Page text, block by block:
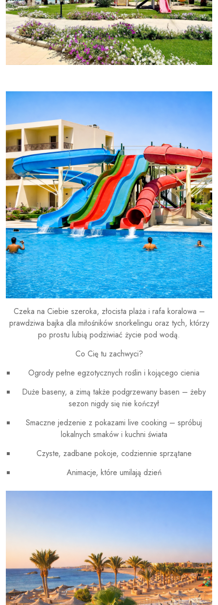
Czeka na Ciebie szeroka, złocista plaża i rafa koralowa –
prawdziwa bajka dla miłośników snorkelingu oraz tych, którzy
po prostu lubią podziwiać życie pod wodą.
Co Cię tu zachwyci?
Ogrody pełne egzotycznych roślin i kojącego cienia
Duże baseny, a zimą także podgrzewany basen – żeby
sezon nigdy się nie kończył
Smaczne jedzenie z pokazami live cooking – spróbuj
lokalnych smaków i kuchni świata
Czyste, zadbane pokoje, codziennie sprzątane
Animacje, które umilają dzień